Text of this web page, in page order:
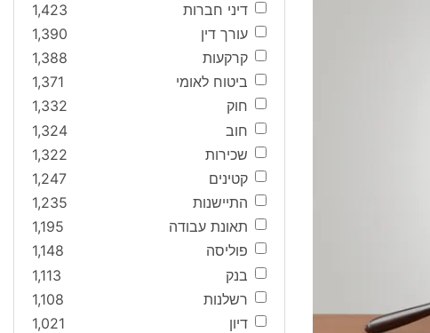
דיני חברות
1,423
עורך דין
1,390
קרקעות
1,388
ביטוח לאומי
1,371
חוק
1,332
חוב
1,324
שכירות
1,322
קטינים
1,247
התיישנות
1,235
תאונת עבודה
1,195
פוליסה
1,148
בנק
1,113
רשלנות
1,108
דיון
1,021